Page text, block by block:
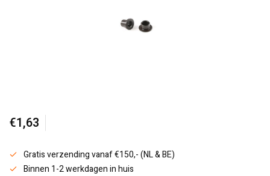
€1,63
Gratis verzending vanaf €150,- (NL & BE)
Binnen 1-2 werkdagen in huis